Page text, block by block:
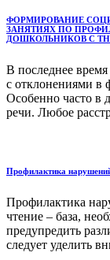
ФОРМИРОВАНИЕ
ЗАНЯТИЯХ ПО
ДОШКОЛЬНИКОВ С
В последнее время
с отклонениями в
Особенно часто в
речи. Любое
Профилактика
Профилактика
чтение – база,
предупредить
следует уделить